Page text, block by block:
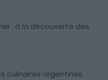
: à la découverte des
culinaires argentines